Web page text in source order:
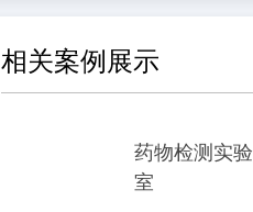
相关案例展示
药物检测实验
室